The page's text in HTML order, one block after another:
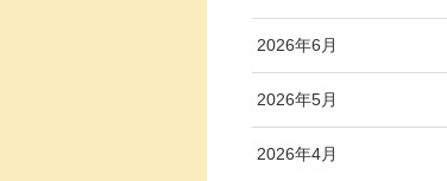
2026年6月
2026年5月
2026年4月